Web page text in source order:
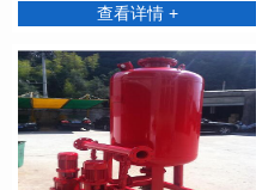
查看详情 +